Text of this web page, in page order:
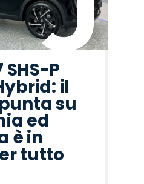
P
il
su
ed
è in
tutto